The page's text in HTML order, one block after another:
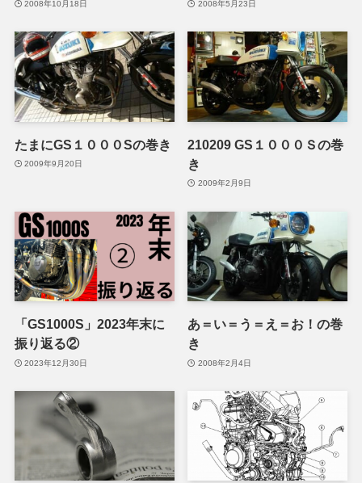
2008年10月18日 2008年5月23日
たまにGS１０００Sの巻き
2009年9月20日
210209 GS１０００Ｓの巻
き
2009年2月9日
「GS1000S」2023年末に
振り返る②
2023年12月30日
あ＝い＝う＝え＝お！の巻
き
2008年2月4日